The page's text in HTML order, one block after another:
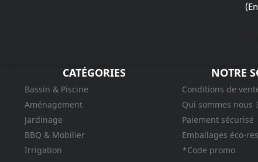
CATÉGORIES
Bassin & Piscine
Aménagement
Jardinage
BBQ & Mobilier
Irrigation
NOTRE
Conditions de
Qui sommes nous ?
Paiement sécurisé
Emballages éco-
*Code promo